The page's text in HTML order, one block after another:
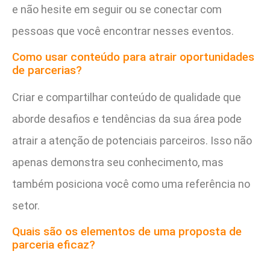
e não hesite em seguir ou se conectar com
pessoas que você encontrar nesses eventos.
Como usar conteúdo para atrair oportunidades
de parcerias?
Criar e compartilhar conteúdo de qualidade que
aborde desafios e tendências da sua área pode
atrair a atenção de potenciais parceiros. Isso não
apenas demonstra seu conhecimento, mas
também posiciona você como uma referência no
setor.
Quais são os elementos de uma proposta de
parceria eficaz?